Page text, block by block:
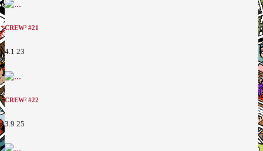
CREW² #21
4.1 23
CREW² #22
3.9 25